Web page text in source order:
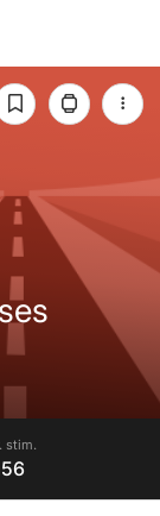
stim.